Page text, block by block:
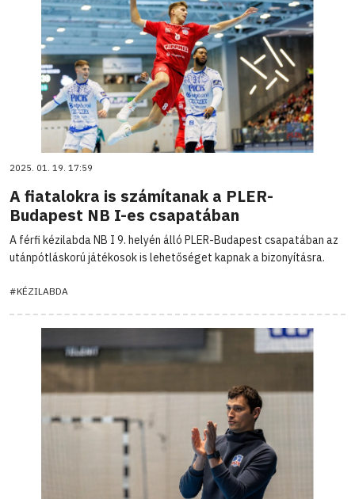
2025. 01. 19. 17:59
A fiatalokra is számítanak a PLER-
Budapest NB I-es csapatában
A férfi kézilabda NB I 9. helyén álló PLER-Budapest csapatában az
utánpótláskorú játékosok is lehetőséget kapnak a bizonyításra.
#KÉZILABDA